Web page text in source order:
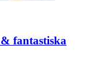
fantastiska